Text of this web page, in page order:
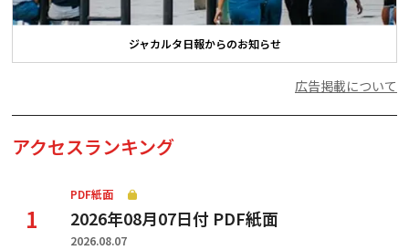
ジャカルタ日報からのお知らせ
広告掲載について
アクセスランキング
PDF紙面
2026年08月07日付 PDF紙面
2026.08.07